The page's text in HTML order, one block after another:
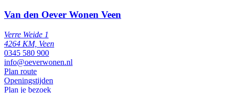
Van den Oever Wonen Veen
Verre Weide 1
4264 KM, Veen
0345 580 900
info@oeverwonen.nl
Plan route
Openingstijden
Plan je bezoek